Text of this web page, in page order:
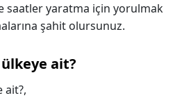
saatler yaratma için yorulmak
şahit olursunuz.
ait?
ait?,